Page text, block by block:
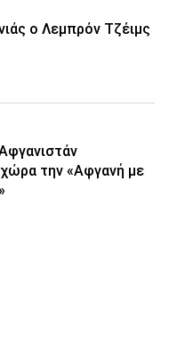
ο Λεμπρόν Τζέιμς
την «Αφγανή με